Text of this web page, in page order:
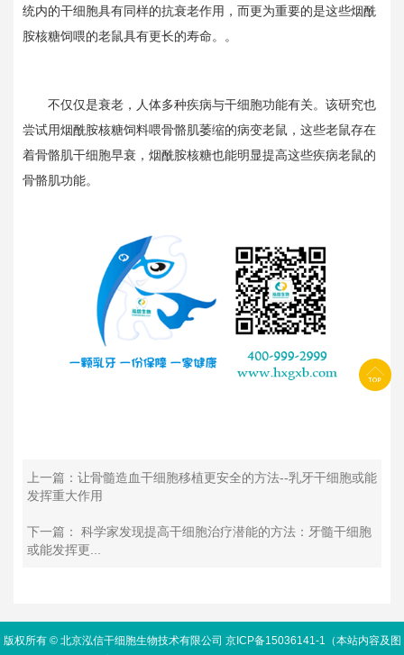
统内的干细胞具有同样的抗衰老作用，而更为重要的是这些烟酰
胺核糖饲喂的老鼠具有更长的寿命。。
不仅仅是衰老，人体多种疾病与干细胞功能有关。该研究也
尝试用烟酰胺核糖饲料喂骨骼肌萎缩的病变老鼠，这些老鼠存在
着骨骼肌干细胞早衰，烟酰胺核糖也能明显提高这些疾病老鼠的
骨骼肌功能。
上一篇：让骨髓造血干细胞移植更安全的方法--乳牙干细胞或能
发挥重大作用
下一篇： 科学家发现提高干细胞治疗潜能的方法：牙髓干细胞
或能发挥更...
版权所有 © 北京泓信干细胞生物技术有限公司 京ICP备15036141-1（本站内容及图